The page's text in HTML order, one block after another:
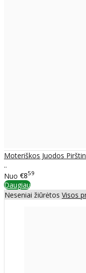
Moteriškos Juodos
..
Nuo €859
Daugiau
Neseniai žiūrėtos Visos